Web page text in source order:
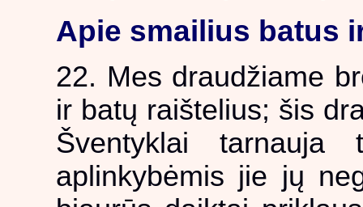
Apie smailius batus
22. Mes draudžiame
ir batų raištelius; šis
Šventyklai tarnauja
aplinkybėmis jie jų